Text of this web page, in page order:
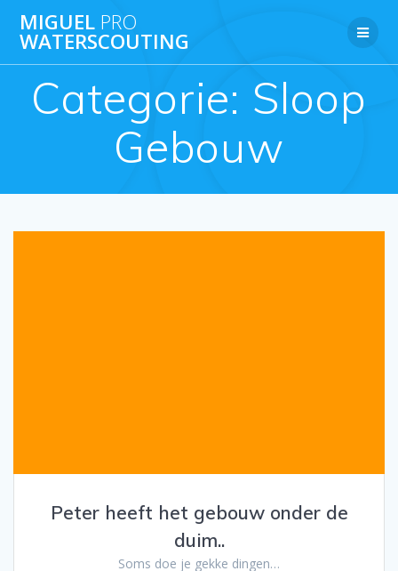
inhoud
MIGUEL PRO
WATERSCOUTING
Categorie: Sloop
Gebouw
Peter heeft het gebouw onder de
duim..
Soms doe je gekke dingen…